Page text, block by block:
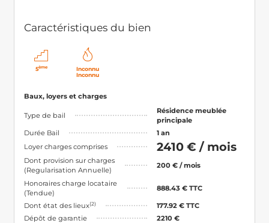
Caractéristiques du bien
5ème
Inconnu
Inconnu
Baux, loyers et charges
Type de bail
Résidence meublée
principale
Durée Bail
1 an
Loyer charges comprises
2410 € / mois
Dont provision sur charges
(Regularisation Annuelle)
200 € / mois
Honoraires charge locataire
(Tendue)
888.43 € TTC
Dont état des lieux(2)
177.92 € TTC
Dépôt de garantie
2210 €